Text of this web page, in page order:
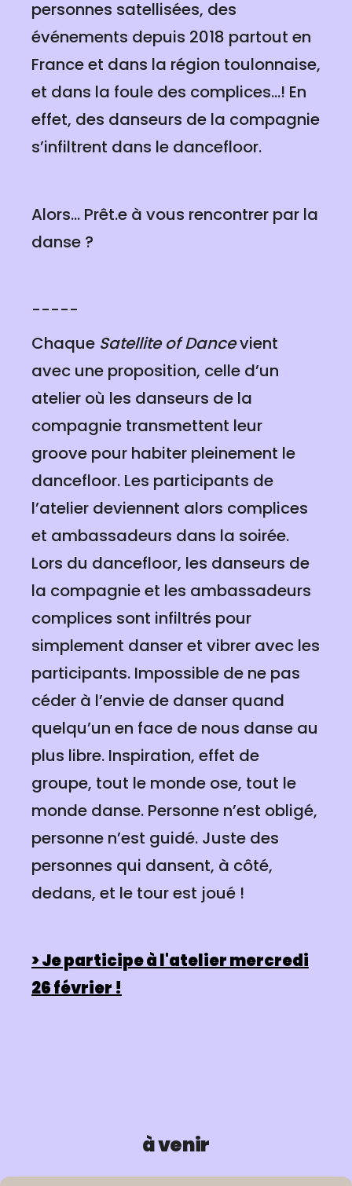
personnes satellisées, des
événements depuis 2018 partout en
France et dans la région toulonnaise,
et dans la foule des complices...! En
effet, des danseurs de la compagnie
s’infiltrent dans le dancefloor.
Alors... Prêt.e à vous rencontrer par la
danse ?
-----
Chaque Satellite of Dancevient
avec une proposition, celle d’un
atelier où les danseurs de la
compagnie transmettent leur
groove pour habiter pleinement le
dancefloor. Les participants de
l’atelier deviennent alors complices
et ambassadeurs dans la soirée.
Lors du dancefloor, les danseurs de
la compagnie et les ambassadeurs
complices sont infiltrés pour
simplement danser et vibrer avec les
participants. Impossible de ne pas
céder à l’envie de danser quand
quelqu’un en face de nous danse au
plus libre. Inspiration, effet de
groupe, tout le monde ose, tout le
monde danse. Personne n’est obligé,
personne n’est guidé. Juste des
personnes qui dansent, à côté,
dedans, et le tour est joué !
> Je participe à l'atelier mercredi
26 février !
à venir